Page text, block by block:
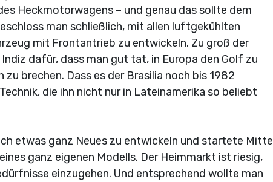
Heckmotorwagens – und genau das sollte dem
man schließlich, mit allen luftgekühlten
mit Frontantrieb zu entwickeln. Zu groß der
dafür, dass man gut tat, in Europa den Golf zu
brechen. Dass es der Brasilia noch bis 1982
die ihn nicht nur in Lateinamerika so beliebt
etwas ganz Neues zu entwickeln und startete Mitte
ganz eigenen Modells. Der Heimmarkt ist riesig,
einzugehen. Und entsprechend wollte man